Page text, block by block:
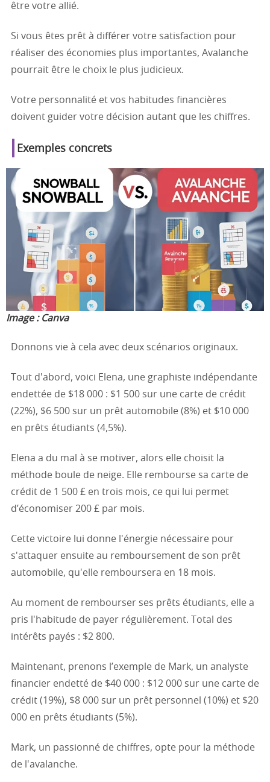
être votre allié.
Si vous êtes prêt à différer votre satisfaction pour
réaliser des économies plus importantes, Avalanche
pourrait être le choix le plus judicieux.
Votre personnalité et vos habitudes financières
doivent guider votre décision autant que les chiffres.
Exemples concrets
Image : Canva
Donnons vie à cela avec deux scénarios originaux.
Tout d'abord, voici Elena, une graphiste indépendante
endettée de $18 000 : $1 500 sur une carte de crédit
(22%), $6 500 sur un prêt automobile (8%) et $10 000
en prêts étudiants (4,5%).
Elena a du mal à se motiver, alors elle choisit la
méthode boule de neige. Elle rembourse sa carte de
crédit de 1 500 £ en trois mois, ce qui lui permet
d’économiser 200 £ par mois.
Cette victoire lui donne l'énergie nécessaire pour
s'attaquer ensuite au remboursement de son prêt
automobile, qu'elle remboursera en 18 mois.
Au moment de rembourser ses prêts étudiants, elle a
pris l'habitude de payer régulièrement. Total des
intérêts payés : $2 800.
Maintenant, prenons l’exemple de Mark, un analyste
financier endetté de $40 000 : $12 000 sur une carte de
crédit (19%), $8 000 sur un prêt personnel (10%) et $20
000 en prêts étudiants (5%).
Mark, un passionné de chiffres, opte pour la méthode
de l'avalanche.